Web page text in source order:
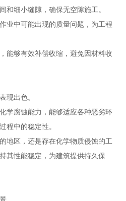
和细小缝隙，确保无空隙施工。
业中可能出现的质量问题，为工程
能够有效补偿收缩，避免因材料收
现出色。
学腐蚀能力，能够适应各种恶劣环
程中的稳定性。
地区，还是存在化学物质侵蚀的工
其性能稳定，为建筑提供持久保